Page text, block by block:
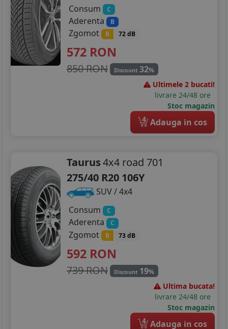
Consum
C
Aderenta B
Zgomot B 72 dB
572 RON
850 RON Discount 32%
Ultimele 2 bucati!
livrare 24/48 ore
Stoc magazin
4 Adauga in cos
Taurus4x4 road 701
275/40 R20 106Y
SUV / 4x4
Consum
C
Aderenta C
Zgomot B 73 dB
592 RON
739 RON Discount 19%
Ultima bucata!
livrare 24/48 ore
Stoc magazin
4 Adauga in cos